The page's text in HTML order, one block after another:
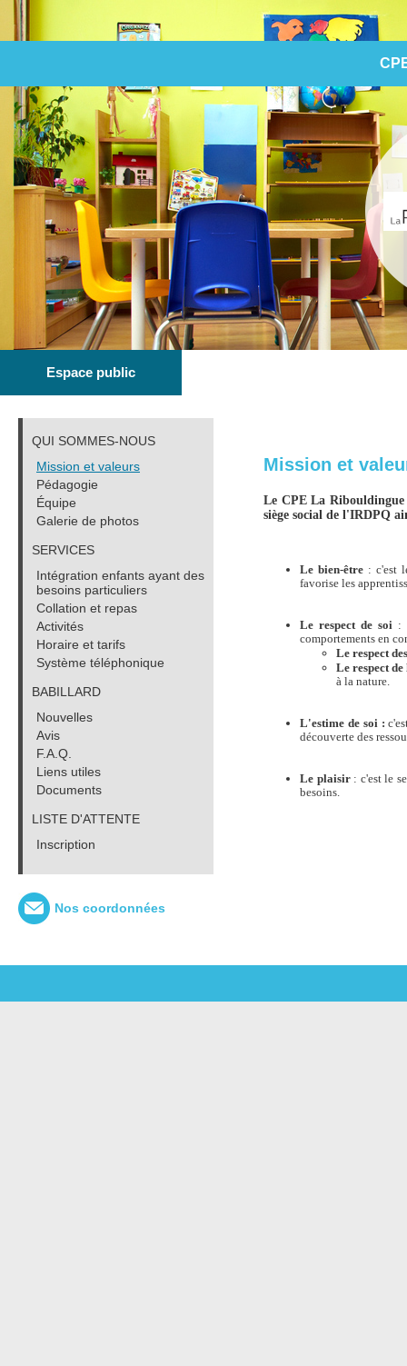
Espace public
QUI SOMMES-NOUS
Mission et valeurs
Pédagogie
Équipe
Galerie de photos
SERVICES
Intégration enfants ayant des
besoins particuliers
Collation et repas
Activités
Horaire et tarifs
Système téléphonique
BABILLARD
Nouvelles
Avis
F.A.Q.
Liens utiles
Documents
LISTE D'ATTENTE
Inscription
Nos coordonnées
Mission et
Le CPE La
siège social de l'IRDPQ
Le bien-être : c'est
favorise les
Le respect de soi :
comportements en
Le respect
Le respect
à la nature.
L'estime de soi :
découverte des
Le plaisir: c'est le
besoins.